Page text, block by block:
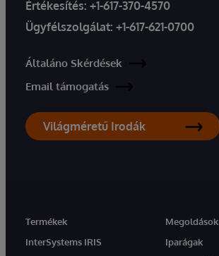
Értékesítés: +1-617-370-4570
Ügyfélszolgálat: +1-617-621-0700
Általáno Skérdések
Email támogatás
Világméretű Irodák
Termékek
InterSystems IRIS
Megoldások
Iparágak